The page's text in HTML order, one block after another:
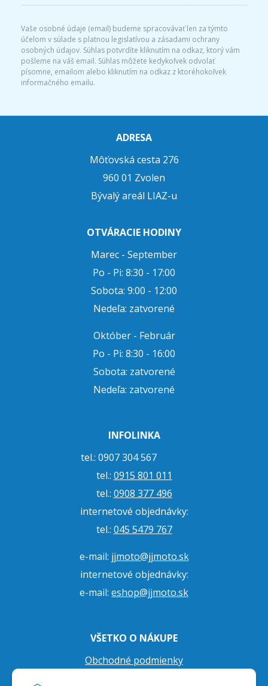
Vaše osobné údaje (email) budeme spracovávať len za týmto
účelom v súlade s platnou legislatívou a zásadami ochrany
osobných údajov. Súhlas potvrdíte kliknutím na odkaz, ktorý vám
pošleme na váš email. Súhlas môžete kedykoľvek odvolať
písomne, emailom alebo kliknutím na odkaz z ktoréhokoľvek
informačného emailu.
ADRESA
Môťovská cesta 276
960 01 Zvolen
Bývalý areál LIAZ-u
OTVÁRACIE HODINY
Marec - September
Po - Pi: 8:30 - 17:00
Sobota: 9:00 - 12:00
Nedeľa: zatvorené
Október - Február
Po - Pi: 8:30 - 16:00
Sobota: zatvorené
Nedeľa: zatvorené
INFOLINKA
tel.: 0907 304 567
tel.: 0915 801 011
tel.: 0908 377 496
internetové objednávky:
tel.: 045 5479 767
e-mail: jjmoto@jjmoto.sk
internetové objednávky:
e-mail: eshop@jjmoto.sk
VŠETKO O NÁKUPE
Obchodné podmienky